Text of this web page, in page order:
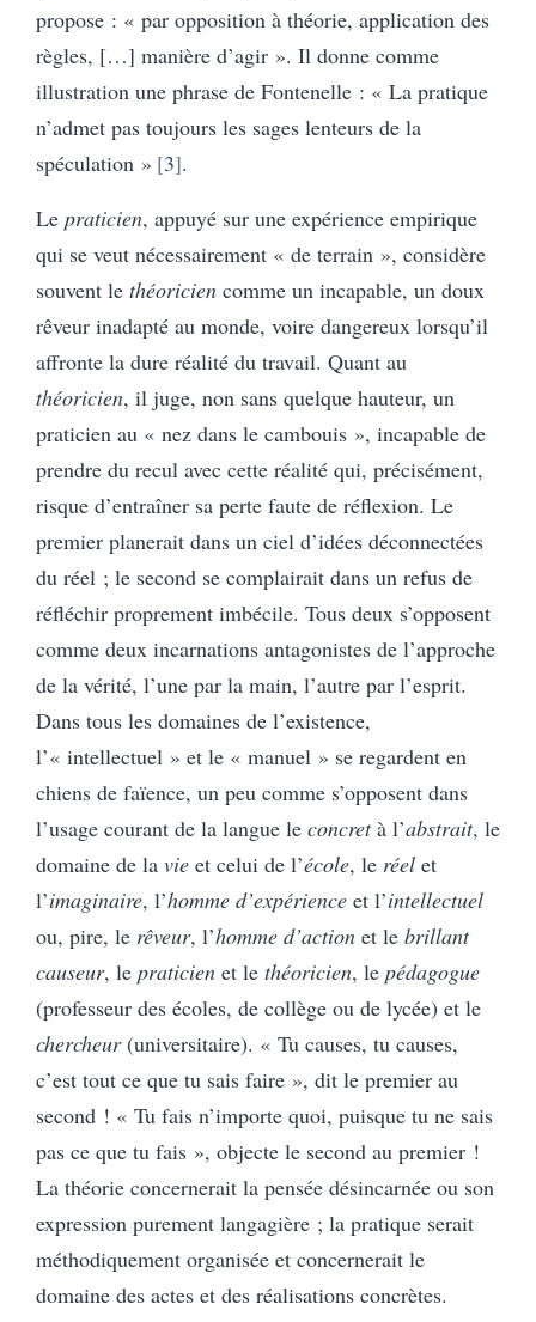
propose : « par opposition à théorie, application des
règles, […] manière d’agir ». Il donne comme
illustration une phrase de Fontenelle : « La pratique
n’admet pas toujours les sages lenteurs de la
spéculation » 3 .
Le praticien, appuyé sur une expérience empirique
qui se veut nécessairement « de terrain », considère
souvent le théoricien comme un incapable, un doux
rêveur inadapté au monde, voire dangereux lorsqu’il
affronte la dure réalité du travail. Quant au
théoricien, il juge, non sans quelque hauteur, un
praticien au « nez dans le cambouis », incapable de
prendre du recul avec cette réalité qui, précisément,
risque d’entraîner sa perte faute de réflexion. Le
premier planerait dans un ciel d’idées déconnectées
du réel ; le second se complairait dans un refus de
réfléchir proprement imbécile. Tous deux s’opposent
comme deux incarnations antagonistes de l’approche
de la vérité, l’une par la main, l’autre par l’esprit.
Dans tous les domaines de l’existence,
l’« intellectuel » et le « manuel » se regardent en
chiens de faïence, un peu comme s’opposent dans
l’usage courant de la langue le concretà l’abstrait, le
domaine de la vie et celui de l’école, le réel et
l’imaginaire, l’homme d’expérience et l’intellectuel
ou, pire, le rêveur, l’homme d’action et le brillant
causeur, le praticien et le théoricien, le pédagogue
(professeur des écoles, de collège ou de lycée) et le
chercheur(universitaire). « Tu causes, tu causes,
c’est tout ce que tu sais faire », dit le premier au
second ! « Tu fais n’importe quoi, puisque tu ne sais
pas ce que tu fais », objecte le second au premier !
La théorie concernerait la pensée désincarnée ou son
expression purement langagière ; la pratique serait
méthodiquement organisée et concernerait le
domaine des actes et des réalisations concrètes.